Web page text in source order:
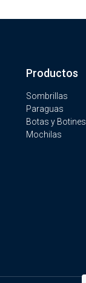
Productos
Sombrillas
Paraguas
Botas y Botines
Mochilas